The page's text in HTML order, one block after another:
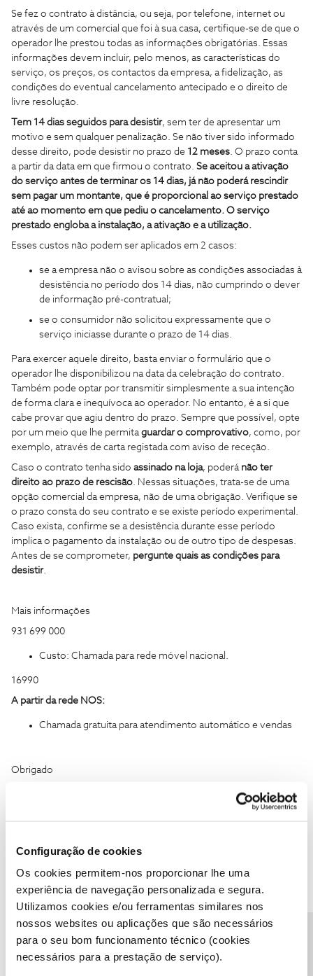
Configuração de cookies
Os cookies permitem-nos proporcionar lhe uma
experiência de navegação personalizada e segura.
Utilizamos cookies e/ou ferramentas similares nos
nossos websites ou aplicações que são necessários
para o seu bom funcionamento técnico (cookies
necessários para a prestação de serviço).
Se fez o contrato à distância, ou seja, por telefone, internet ou
através de um comercial que foi à sua casa, certifique-se de que o
operador lhe prestou todas as informações obrigatórias. Essas
informações devem incluir, pelo menos, as características do
serviço, os preços, os contactos da empresa, a fidelização, as
condições do eventual cancelamento antecipado e o direito de
livre resolução.
Tem 14 dias seguidos para desistir, sem ter de apresentar um
motivo e sem qualquer penalização. Se não tiver sido informado
desse direito, pode desistir no prazo de 12 meses. O prazo conta
a partir da data em que firmou o contrato. Se aceitou a ativação
do serviço antes de terminar os 14 dias, já não poderá rescindir
sem pagar um montante, que é proporcional ao serviço prestado
até ao momento em que pediu o cancelamento. O serviço
prestado engloba a instalação, a ativação e a utilização.
Esses custos não podem ser aplicados em 2 casos:
se a empresa não o avisou sobre as condições associadas à
desistência no período dos 14 dias, não cumprindo o dever
de informação pré-contratual;
se o consumidor não solicitou expressamente que o
serviço iniciasse durante o prazo de 14 dias.
Para exercer aquele direito, basta enviar o formulário que o
operador lhe disponibilizou na data da celebração do contrato.
Também pode optar por transmitir simplesmente a sua intenção
de forma clara e inequívoca ao operador. No entanto, é a si que
cabe provar que agiu dentro do prazo. Sempre que possível, opte
por um meio que lhe permitaguardar o comprovativo, como, por
exemplo, através de carta registada com aviso de receção.
Caso o contrato tenha sido assinado na loja, poderá não ter
direito ao prazo de rescisão. Nessas situações, trata-se de uma
opção comercial da empresa, não de uma obrigação. Verifique se
o prazo consta do seu contrato e se existe período experimental.
Caso exista, confirme se a desistência durante esse período
implica o pagamento da instalação ou de outro tipo de despesas.
Antes de se comprometer, pergunte quais as condições para
desistir.
Mais informações
931 699 000
Custo: Chamada para rede móvel nacional.
16990
A partir da rede NOS:
Chamada gratuita para atendimento automático e vendas
Obrigado
Ajude a comunidade do Fórum NOS com “Likes” e “Melhor
Resposta” nas soluções mais úteis. Siga o perfil para acompanhar